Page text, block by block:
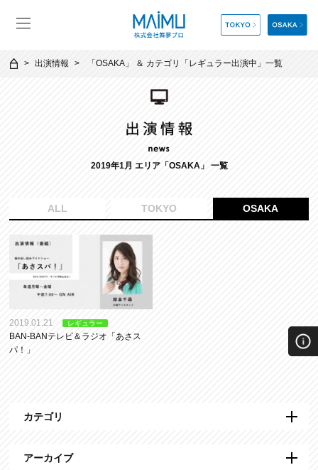
出演情報 「OSAKA 」 ＆ カテゴリ「 レギュラー出演中 」一覧
2019年1月 エリア「OSAKA」 一覧
ALL TOKYO OSAKA
2019.01.21 レギュラー
BAN-BANテレビ＆ラジオ「あさス
パ！」
カテゴリ
アーカイブ